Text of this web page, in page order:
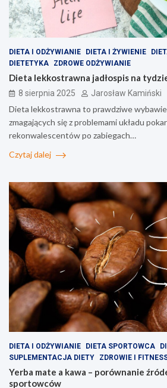
DIETA I ODŻYWIANIE DIETA I ŻYWIENIE
DIETETYKA
ZDROWE ODŻYWIANIE
Dieta lekkostrawna jadłospis na
8 sierpnia 2025 Jarosław Kamiński
Dieta lekkostrawna to prawdziwe
zmagających się z problemami układu
rekonwalescentów po zabiegach…
Czytaj dalej
DIETA I ODŻYWIANIE DIETA SPORTOWCA
SUPLEMENTACJA DIETY
ZDROWIE I
Yerba mate a kawa – porównanie
sportowców